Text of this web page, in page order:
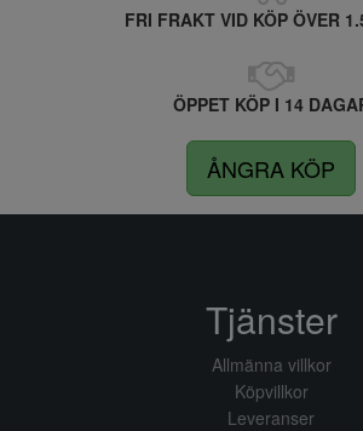
FRI FRAKT VID KÖP ÖVER
ÖPPET KÖP I 14
ÅNGRA KÖP
Tjänster
Allmänna villkor
Köpvillkor
Leveranser